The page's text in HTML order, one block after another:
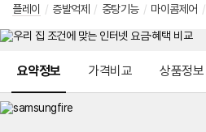
플레이
/ 증발억제 / 중탕기능 / 마이콤제어 /
요약정보 가격비교 상품정보